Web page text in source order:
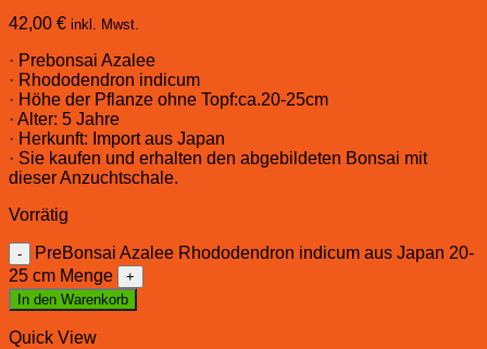
42,00 € inkl. Mwst.
· Prebonsai Azalee
· Rhododendron indicum
· Höhe der Pflanze ohne Topf:ca.20-25cm
· Alter: 5 Jahre
· Herkunft: Import aus Japan
· Sie kaufen und erhalten den abgebildeten Bonsai mit
dieser Anzuchtschale.
Vorrätig
PreBonsai Azalee Rhododendron indicum aus Japan 20-
25 cm Menge
In den Warenkorb
Quick View